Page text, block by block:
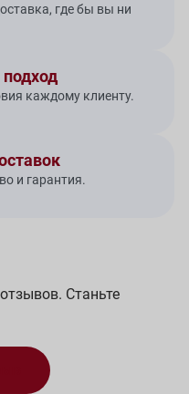
где бы вы ни
каждому клиенту.
и гарантия.
Станьте